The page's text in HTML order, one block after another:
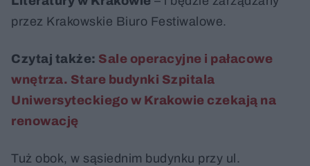
przez Krakowskie Biuro Festiwalowe.
Czytaj także: Sale operacyjne i pałacowe
wnętrza. Stare budynki Szpitala
Uniwersyteckiego w Krakowie czekają na
renowację
Tuż obok, w sąsiednim budynku przy ul.